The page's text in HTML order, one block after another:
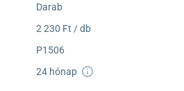
Darab
2 230 Ft / db
P1506
24 hónap